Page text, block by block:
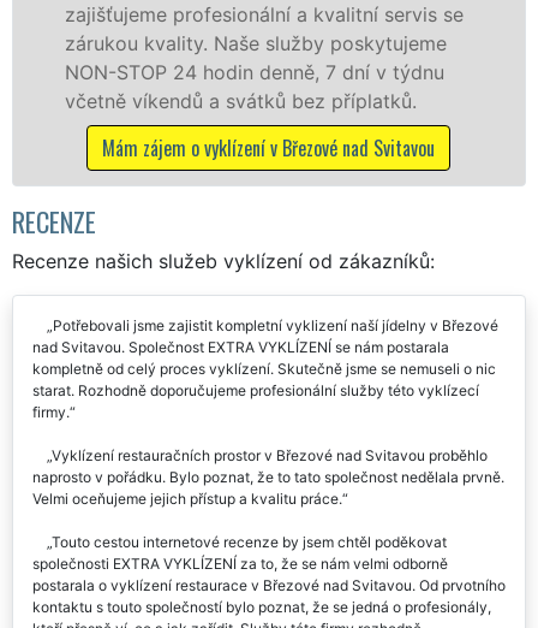
a kvalitní servis se
služby poskytujeme
denně, 7 dní v týdnu
bez příplatků.
v Březové nad Svitavou
Poskytujeme tuto
právnickým osobám
odvedené práce, a
dalších příplatků.
Mám zájem o
RECENZE
Recenze našich služeb vyklízení od zákazníků:
Potřebovali jsme zajistit kompletní vyklizení naší jídelny v Březové
nad Svitavou. Společnost EXTRA VYKLÍZENÍ se nám postarala
kompletně od celý proces vyklízení. Skutečně jsme se nemuseli o nic
starat. Rozhodně doporučujeme profesionální služby této vyklízecí
Vyklízení restauračních prostor v Březové nad Svitavou proběhlo
naprosto v pořádku. Bylo poznat, že to tato společnost nedělala prvně.
Touto cestou internetové recenze by jsem chtěl poděkovat
společnosti EXTRA VYKLÍZENÍ za to, že se nám velmi odborně
postarala o vyklízení restaurace v Březové nad Svitavou. Od prvotního